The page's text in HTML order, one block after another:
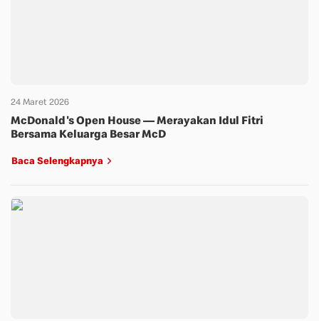
24 Maret 2026
McDonald's Open House — Merayakan Idul Fitri
Bersama Keluarga Besar McD
Baca Selengkapnya